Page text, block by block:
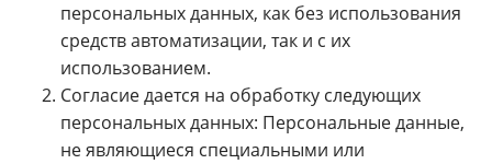
персональных данных, как без использования
средств автоматизации, так и с их
использованием.
Согласие дается на обработку следующих
персональных данных: Персональные данные,
не являющиеся специальными или